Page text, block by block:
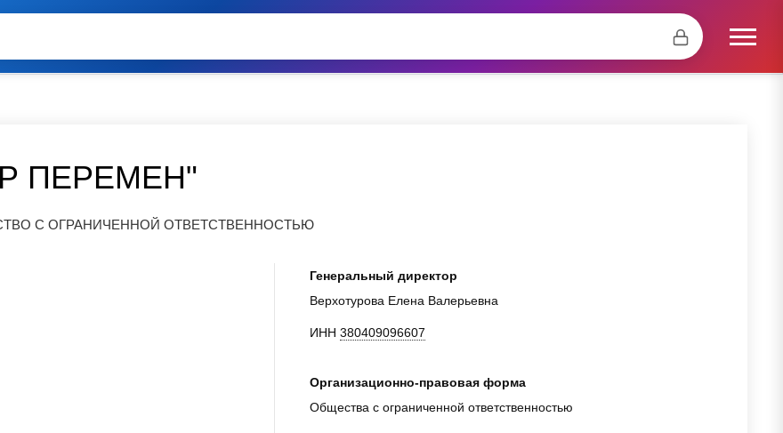
ПЕРЕМЕН"
С ОГРАНИЧЕННОЙ ОТВЕТСТВЕННОСТЬЮ
Генеральный директор
Верхотурова Елена Валерьевна
ИНН 380409096607
Организационно-правовая форма
Общества с ограниченной ответственностью